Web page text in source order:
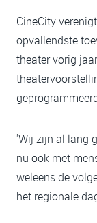
CineCity
opvallendste
theater vorig
'Wij zijn al lang
nu ook met
weleens de
het regionale